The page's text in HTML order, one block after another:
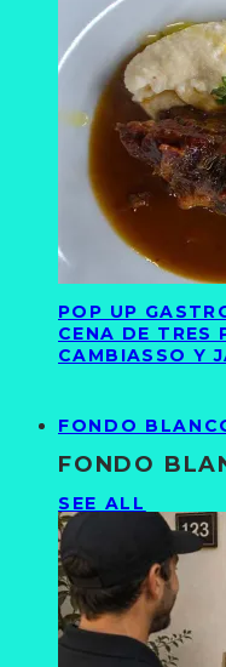
POP UP
CENA DE TRES
CAMBIASSO Y
FONDO
FONDO
SEE ALL